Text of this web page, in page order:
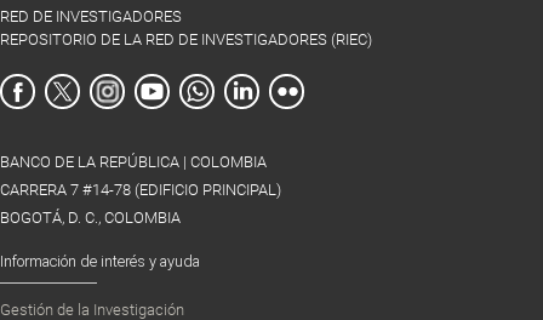
RED DE INVESTIGADORES
REPOSITORIO DE LA RED DE INVESTIGADORES (RIEC)
BANCO DE LA REPÚBLICA | COLOMBIA
CARRERA 7 #14-78 (EDIFICIO PRINCIPAL)
BOGOTÁ, D. C., COLOMBIA
Información de interés y ayuda
Gestión de la Investigación